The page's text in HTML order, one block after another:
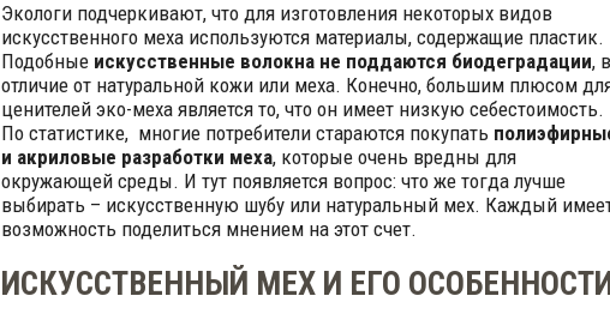
Экологи подчеркивают, что для изготовления некоторых видов
искусственного меха используются материалы, содержащие пластик.
Подобные искусственные волокна не поддаются биодеградации, в
отличие от натуральной кожи или меха. Конечно, большим плюсом
ценителей эко-меха является то, что он имеет низкую себестоимость.
По статистике, многие потребители стараются покупать
и акриловые разработки меха, которые очень вредны для
окружающей среды. И тут появляется вопрос: что же тогда лучше
выбирать – искусственную шубу или натуральный мех. Каждый
возможность поделиться мнением на этот счет.
ИСКУССТВЕННЫЙ МЕХ И ЕГО